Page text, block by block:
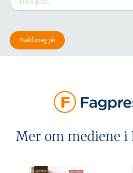
Mer om mediene i